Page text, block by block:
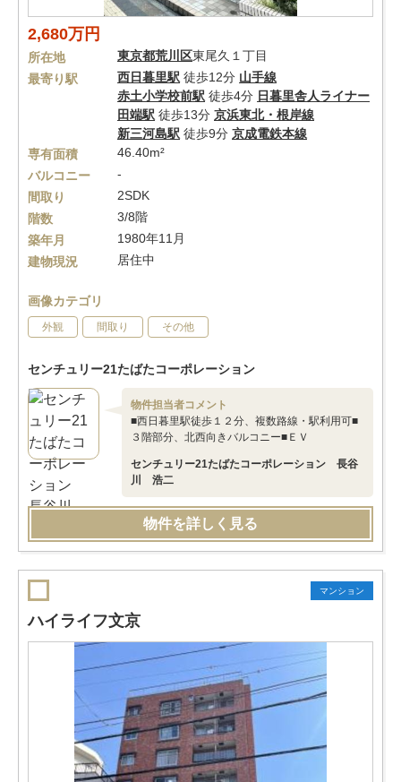
2,680万円
所在地 東京都荒川区東尾久１丁目
最寄り駅
西日暮里駅 徒歩12分 山手線
赤土小学校前駅 徒歩4分 日暮里舎人ライナー
田端駅 徒歩13分 京浜東北・根岸線
新三河島駅 徒歩9分 京成電鉄本線
専有面積
46.40m²
バルコニー
-
間取り
2SDK
階数
3/8階
築年月
1980年11月
建物現況
居住中
画像カテゴリ
外観 間取り その他
センチュリー21たばたコーポレーション
物件担当者コメント
■西日暮里駅徒歩１２分、複数路線・駅利用可■
３階部分、北西向きバルコニー■ＥＶ
センチュリー21たばたコーポレーション 長谷
川 浩二
物件を詳しく見る
マンション
ハイライフ文京